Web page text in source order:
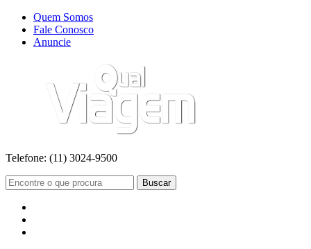
Quem Somos
Fale Conosco
Anuncie
Telefone: (11) 3024-9500
Buscar